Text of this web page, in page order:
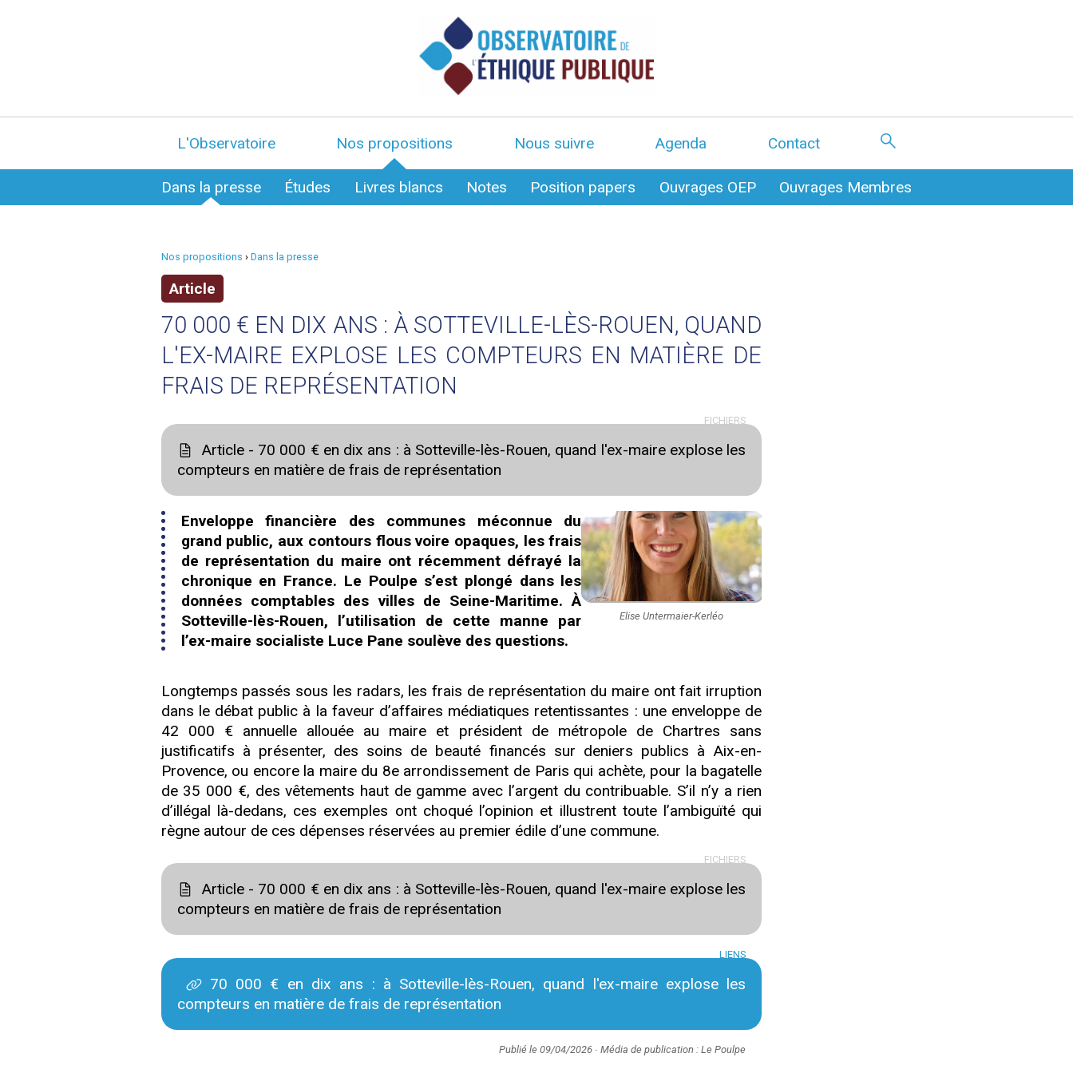
L'Observatoire Nos propositions Nous suivre Agenda Contact
Dans la presse Études Livres blancs Notes Position papers Ouvrages OEP Ouvrages Membres
Nos propositions › Dans la presse
Article
70 000 € EN DIX ANS : À SOTTEVILLE-LÈS-ROUEN, QUAND
L'EX-MAIRE EXPLOSE LES COMPTEURS EN MATIÈRE DE
FRAIS DE REPRÉSENTATION
FICHIERS
Article - 70 000 € en dix ans : à Sotteville-lès-Rouen, quand l'ex-maire explose les
compteurs en matière de frais de représentation
Enveloppe financière des communes méconnue du
grand public, aux contours flous voire opaques, les frais
de représentation du maire ont récemment défrayé la
chronique en France. Le Poulpe s’est plongé dans les
données comptables des villes de Seine-Maritime. À
Sotteville-lès-Rouen, l’utilisation de cette manne par
l’ex-maire socialiste Luce Pane soulève des questions.
Elise Untermaier-Kerléo
Longtemps passés sous les radars, les frais de représentation du maire ont fait irruption
dans le débat public à la faveur d’affaires médiatiques retentissantes : une enveloppe de
42 000 € annuelle allouée au maire et président de métropole de Chartres sans
justificatifs à présenter, des soins de beauté financés sur deniers publics à Aix-en-
Provence, ou encore la maire du 8e arrondissement de Paris qui achète, pour la bagatelle
de 35 000 €, des vêtements haut de gamme avec l’argent du contribuable. S’il n’y a rien
d’illégal là-dedans, ces exemples ont choqué l’opinion et illustrent toute l’ambiguïté qui
règne autour de ces dépenses réservées au premier édile d’une commune.
FICHIERS
Article - 70 000 € en dix ans : à Sotteville-lès-Rouen, quand l'ex-maire explose les
compteurs en matière de frais de représentation
LIENS
70 000 € en dix ans : à Sotteville-lès-Rouen, quand l'ex-maire explose les
compteurs en matière de frais de représentation
Publié le 09/04/2026 ∙ Média de publication : Le Poulpe